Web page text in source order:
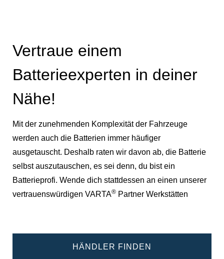
Vertraue einem
Batterieexperten in deiner
Nähe!
Mit der zunehmenden Komplexität der Fahrzeuge
werden auch die Batterien immer häufiger
ausgetauscht. Deshalb raten wir davon ab, die Batterie
selbst auszutauschen, es sei denn, du bist ein
Batterieprofi. Wende dich stattdessen an einen unserer
vertrauenswürdigen VARTA® Partner Werkstätten
HÄNDLER FINDEN